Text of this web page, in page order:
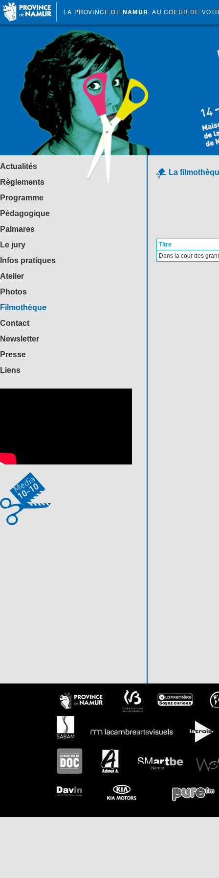
LA PROVINCE DE NAMUR, AU COEUR DE
Actualités
Règlements
Programme
Pédagogique
Palmares
Le jury
Infos pratiques
Atelier
Photos
Filmothèque
Contact
Newsletter
Presse
Liens
La
Titre
Dans la cour des